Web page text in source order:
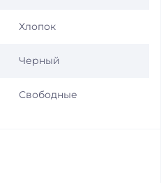
Хлопок
Черный
Свободные